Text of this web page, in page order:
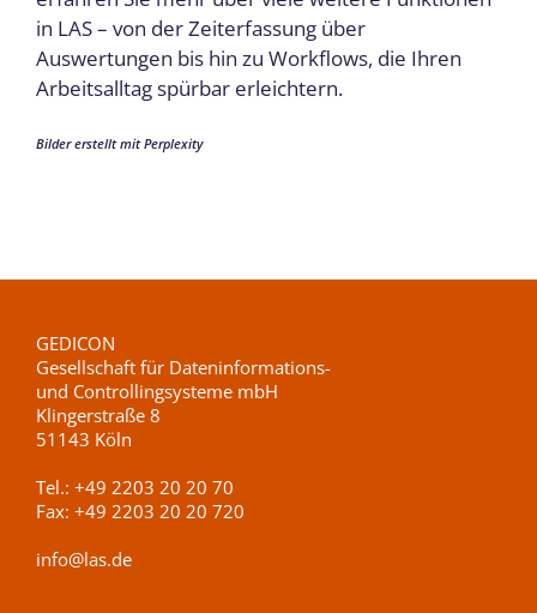
in LAS – von der Zeiterfassung über
Auswertungen bis hin zu Workflows, die Ihren
Arbeitsalltag spürbar erleichtern.
Bilder erstellt mit Perplexity
GEDICON
Gesellschaft für Dateninformations-
und Controllingsysteme mbH
Klingerstraße 8
51143 Köln
Tel.: +49 2203 20 20 70
Fax: +49 2203 20 20 720
info@las.de